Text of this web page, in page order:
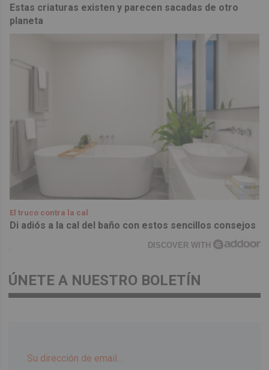
Estas criaturas existen y parecen sacadas de otro
planeta
El truco contra la cal
Di adiós a la cal del baño con estos sencillos consejos
DISCOVER WITH
ÚNETE A NUESTRO BOLETÍN